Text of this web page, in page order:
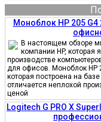
Моноблок HP 205
В настоящем обзоре
компании HP, которая
производстве
для офисов. Моноблок HP
которая построена на
отличается неплохой
ценой
Logitech G PRO X